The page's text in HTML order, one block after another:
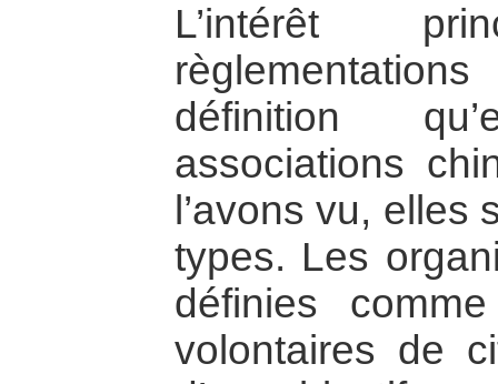
L’intérêt
définition
associations
l’avons vu,
types. Les
définies
volontaires de